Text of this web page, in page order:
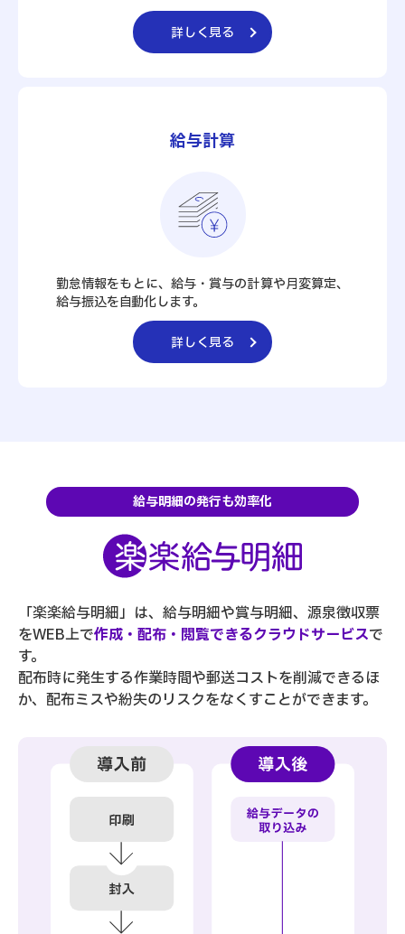
詳しく見る
給与計算
勤怠情報をもとに、給与・賞与の計算や月変算定、
給与振込を自動化します。
詳しく見る
給与明細の発行も効率化
「楽楽給与明細」は、給与明細や賞与明細、源泉徴収票
をWEB上で作成・配布・閲覧できるクラウドサービスで
す。
配布時に発生する作業時間や郵送コストを削減できるほ
か、配布ミスや紛失のリスクをなくすことができます。